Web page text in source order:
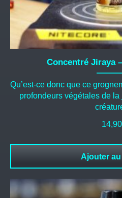
Concentré Jiraya
Qu’est-ce donc que ce
profondeurs végétales de
14,90
Ajouter